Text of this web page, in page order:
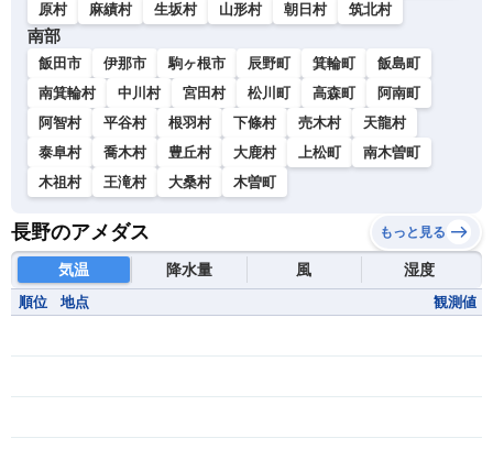
原村
麻績村 生坂村 山形村 朝日村 筑北村
南部
飯田市 伊那市 駒ヶ根市 辰野町 箕輪町
飯島町
南箕輪村
中川村 宮田村 松川町 高森町
阿南町
阿智村
平谷村 根羽村 下條村 売木村
天龍村
泰阜村
喬木村 豊丘村 大鹿村 上松町
南木曽町
木祖村
王滝村 大桑村 木曽町
長野のアメダス もっと見る
気温 降水量 風 湿度
順位 地点 観測値